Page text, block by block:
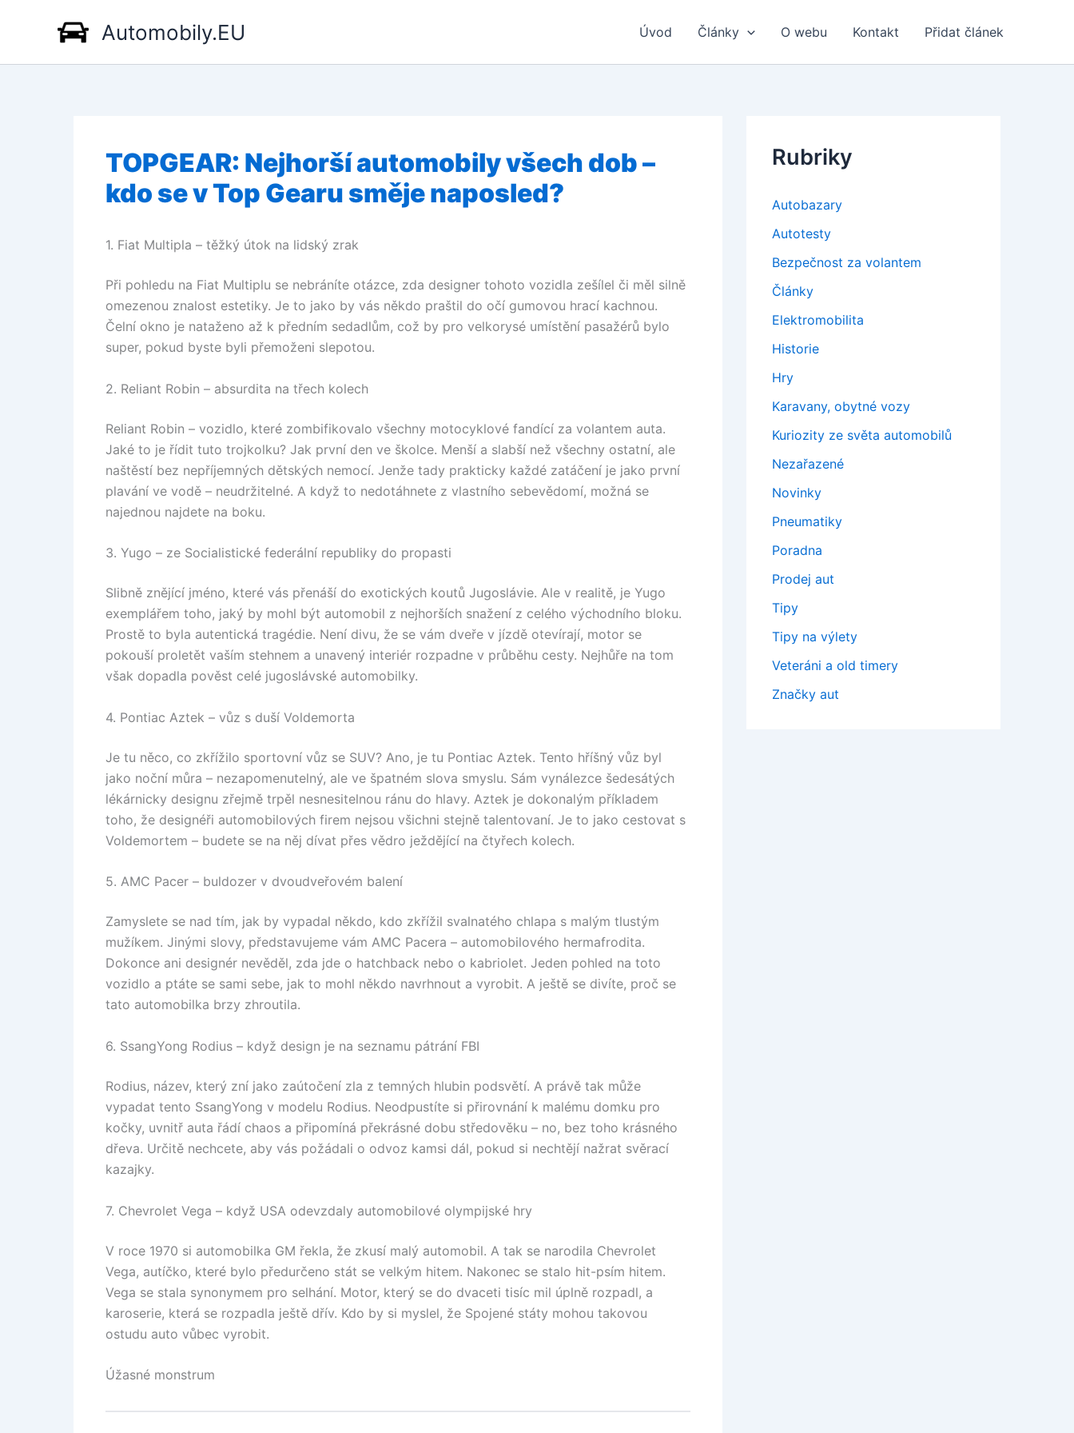
Automobily.EU Úvod Články O webu Kontakt Přidat článek
TOPGEAR: Nejhorší automobily všech dob –
kdo se v Top Gearu směje naposled?
1. Fiat Multipla – těžký útok na lidský zrak
Při pohledu na Fiat Multiplu se nebráníte otázce, zda designer tohoto vozidla zešílel či měl silně
omezenou znalost estetiky. Je to jako by vás někdo praštil do očí gumovou hrací kachnou.
Čelní okno je nataženo až k předním sedadlům, což by pro velkorysé umístění pasažérů bylo
super, pokud byste byli přemoženi slepotou.
2. Reliant Robin – absurdita na třech kolech
Reliant Robin – vozidlo, které zombifikovalo všechny motocyklové fandící za volantem auta.
Jaké to je řídit tuto trojkolku? Jak první den ve školce. Menší a slabší než všechny ostatní, ale
naštěstí bez nepříjemných dětských nemocí. Jenže tady prakticky každé zatáčení je jako první
plavání ve vodě – neudržitelné. A když to nedotáhnete z vlastního sebevědomí, možná se
najednou najdete na boku.
3. Yugo – ze Socialistické federální republiky do propasti
Slibně znějící jméno, které vás přenáší do exotických koutů Jugoslávie. Ale v realitě, je Yugo
exemplářem toho, jaký by mohl být automobil z nejhorších snažení z celého východního bloku.
Prostě to byla autentická tragédie. Není divu, že se vám dveře v jízdě otevírají, motor se
pokouší proletět vaším stehnem a unavený interiér rozpadne v průběhu cesty. Nejhůře na tom
však dopadla pověst celé jugoslávské automobilky.
4. Pontiac Aztek – vůz s duší Voldemorta
Je tu něco, co zkřížilo sportovní vůz se SUV? Ano, je tu Pontiac Aztek. Tento hříšný vůz byl
jako noční můra – nezapomenutelný, ale ve špatném slova smyslu. Sám vynálezce šedesátých
lékárnicky designu zřejmě trpěl nesnesitelnou ránu do hlavy. Aztek je dokonalým příkladem
toho, že designéři automobilových firem nejsou všichni stejně talentovaní. Je to jako cestovat s
Voldemortem – budete se na něj dívat přes vědro ježdějící na čtyřech kolech.
5. AMC Pacer – buldozer v dvoudveřovém balení
Zamyslete se nad tím, jak by vypadal někdo, kdo zkřížil svalnatého chlapa s malým tlustým
mužíkem. Jinými slovy, představujeme vám AMC Pacera – automobilového hermafrodita.
Dokonce ani designér nevěděl, zda jde o hatchback nebo o kabriolet. Jeden pohled na toto
vozidlo a ptáte se sami sebe, jak to mohl někdo navrhnout a vyrobit. A ještě se divíte, proč se
tato automobilka brzy zhroutila.
6. SsangYong Rodius – když design je na seznamu pátrání FBI
Rodius, název, který zní jako zaútočení zla z temných hlubin podsvětí. A právě tak může
vypadat tento SsangYong v modelu Rodius. Neodpustíte si přirovnání k malému domku pro
kočky, uvnitř auta řádí chaos a připomíná překrásné dobu středověku – no, bez toho krásného
dřeva. Určitě nechcete, aby vás požádali o odvoz kamsi dál, pokud si nechtějí nažrat svěrací
kazajky.
7. Chevrolet Vega – když USA odevzdaly automobilové olympijské hry
V roce 1970 si automobilka GM řekla, že zkusí malý automobil. A tak se narodila Chevrolet
Vega, autíčko, které bylo předurčeno stát se velkým hitem. Nakonec se stalo hit-psím hitem.
Vega se stala synonymem pro selhání. Motor, který se do dvaceti tisíc mil úplně rozpadl, a
karoserie, která se rozpadla ještě dřív. Kdo by si myslel, že Spojené státy mohou takovou
ostudu auto vůbec vyrobit.
Úžasné monstrum
Rubriky
Autobazary
Autotesty
Bezpečnost za volantem
Články
Elektromobilita
Historie
Hry
Karavany, obytné vozy
Kuriozity ze světa automobilů
Nezařazené
Novinky
Pneumatiky
Poradna
Prodej aut
Tipy
Tipy na výlety
Veteráni a old timery
Značky aut